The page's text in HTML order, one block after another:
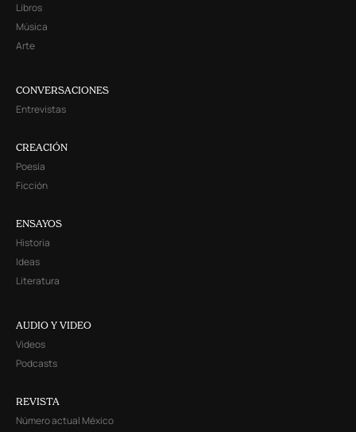
Libros
Música
Arte
CONVERSACIONES
Entrevistas
CREACIÓN
Poesía
Ficción
ENSAYOS
Historia
Ideas
Literatura
AUDIO Y VIDEO
Videos
Podcasts
REVISTA
Número actual México